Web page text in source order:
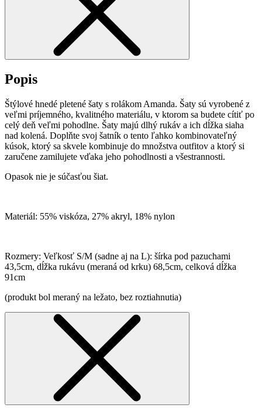
Popis
Štýlové hnedé pletené šaty s rolákom Amanda. Šaty sú vyrobené z
veľmi príjemného, kvalitného materiálu, v ktorom sa budete cítiť po
celý deň veľmi pohodlne. Šaty majú dlhý rukáv a ich dĺžka siaha
nad kolená. Doplňte svoj šatník o tento ľahko kombinovateľný
kúsok, ktorý sa skvele kombinuje do množstva outfitov a ktorý si
zaručene zamilujete vďaka jeho pohodlnosti a všestrannosti.
Opasok nie je súčasťou šiat.
Materiál: 55% viskóza, 27% akryl, 18% nylon
Rozmery: Veľkosť S/M (sadne aj na L): šírka pod pazuchami
43,5cm, dĺžka rukávu (meraná od krku) 68,5cm, celková dĺžka
91cm
(produkt bol meraný na ležato, bez roztiahnutia)